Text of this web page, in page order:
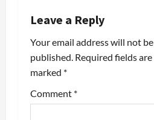
v
i
g
a
Leave a Reply
Your email address will not be
published. Required fields are
marked *
Comment *